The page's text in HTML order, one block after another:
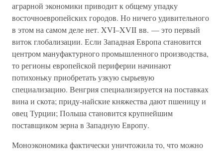
аграрной экономики приводит к общему упадку
восточноевропейских городов. Но ничего удивительного
в этом на самом деле нет. XVI–XVII вв. — это первый
виток глобализации. Если Западная Европа становится
центром мануфактурного промышленного производства,
то регионы европейской периферии начинают
потихоньку приобретать узкую сырьевую
специализацию. Венгрия специализируется на поставках
вина и скота; приду-найские княжества дают пшеницу и
овец Турции; Польша становится крупнейшим
поставщиком зерна в Западную Европу.
Моноэкономика фактически уничтожила то, что можно